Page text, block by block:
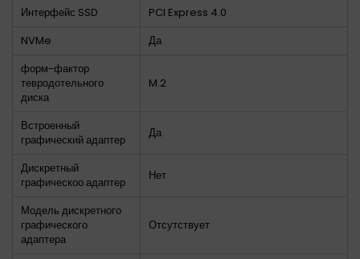
Интерфейс SSD
PCI Express 4.0
NVMe
Да
форм-фактор
тевродотельного
диска
M.2
Встроенный
графический адаптер
Да
Дискретный
графическоо адаптер
Нет
Модель дискретного
графического
адаптера
Отсутствует